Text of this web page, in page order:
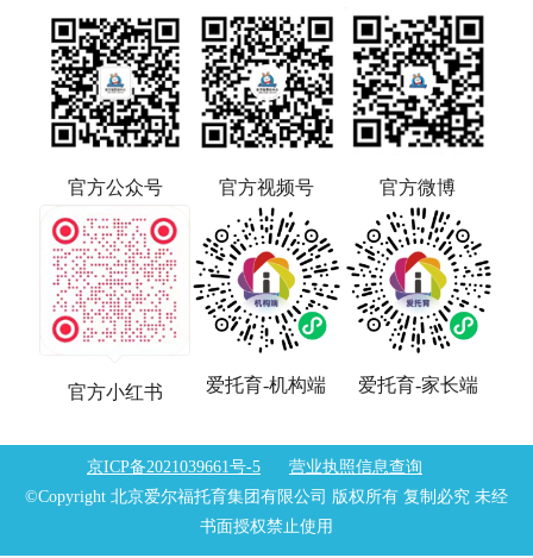
官方公众号 官方视频号 官方微博
官方小红书 爱托育-机构端 爱托育-家长端
京ICP备2021039661号-5
营业执照信息查询
©Copyright 北京爱尔福托育集团有限公司 版权所有 复制必究 未经
书面授权禁止使用